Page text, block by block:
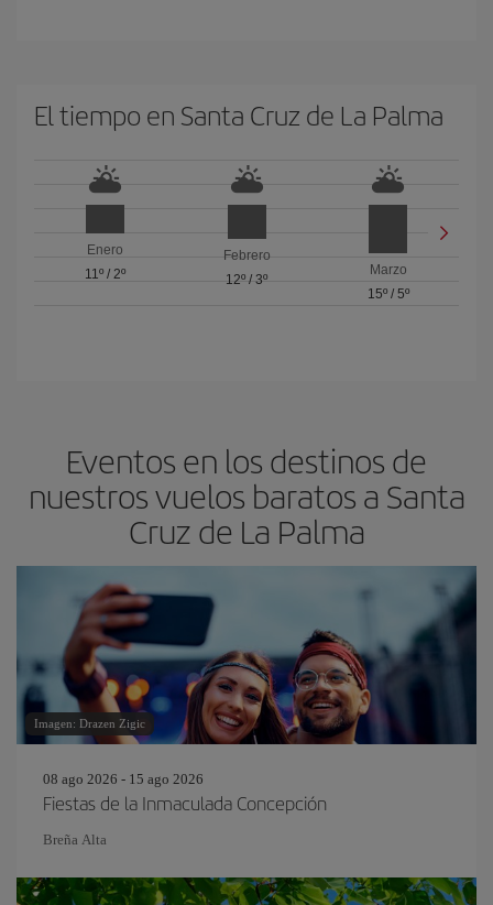
El tiempo en Santa Cruz de La Palma
Enero
11º/ 2º
Febrero
12º / 3º
Marzo
15º/ 5º
Eventos en los destinos de
nuestros vuelos baratos a Santa
Cruz de La Palma
Imagen: Drazen Zigic
08 ago 2026 - 15 ago 2026
Fiestas de la Inmaculada Concepción
Breña Alta